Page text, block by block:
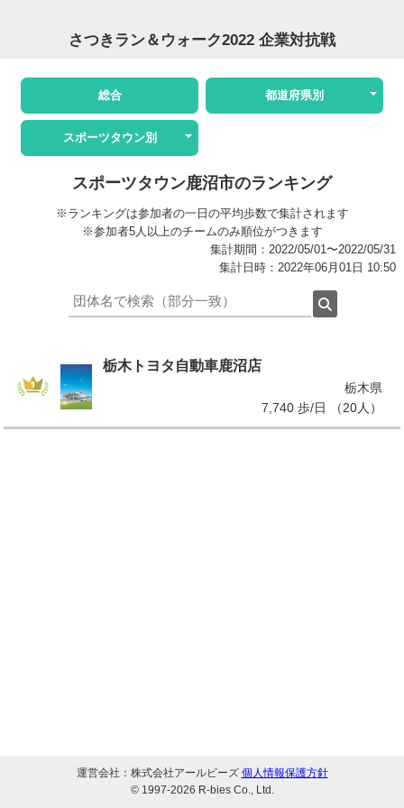
さつきラン＆ウォーク2022 企業対抗戦
総合 都道府県別
スポーツタウン別
スポーツタウン鹿沼市のランキング
※ランキングは参加者の一日の平均歩数で集計されます
※参加者5人以上のチームのみ順位がつきます
集計期間：2022/05/01〜2022/05/31
集計日時：2022年06月01日 10:50
栃木トヨタ自動車鹿沼店
栃木県
7,740 歩/日 （20人）
運営会社：株式会社アールビーズ 個人情報保護方針
© 1997-2026 R-bies Co., Ltd.